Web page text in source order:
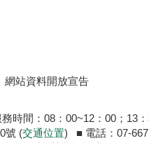
網站資料開放宣告
時間：08：00~12：00；13
號 (交通位置) ■ 電話：07-